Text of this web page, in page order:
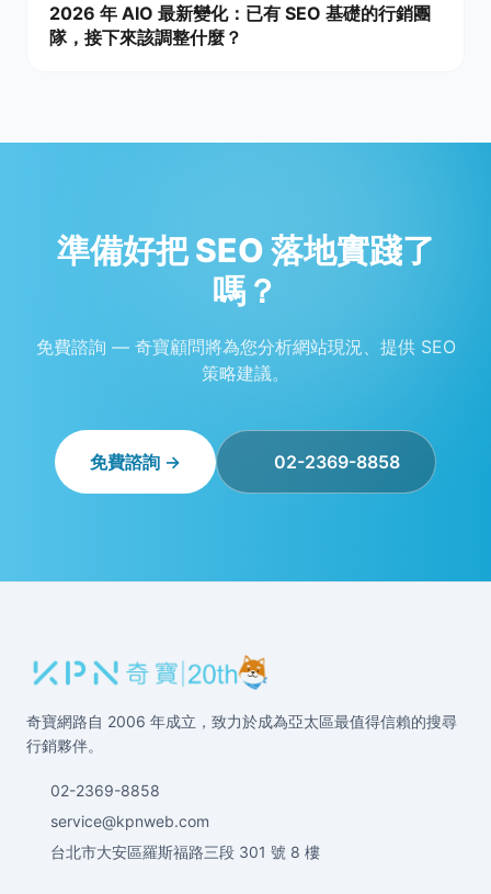
2026 年 AIO 最新變化：已有 SEO 基礎的行銷團
隊，接下來該調整什麼？
準備好把 SEO 落地實踐了
嗎？
免費諮詢 — 奇寶顧問將為您分析網站現況、提供 SEO
策略建議。
免費諮詢 → 02-2369-8858
奇寶網路自 2006 年成立，致力於成為亞太區最值得信賴的搜尋
行銷夥伴。
02-2369-8858
service@kpnweb.com
台北市大安區羅斯福路三段 301 號 8 樓